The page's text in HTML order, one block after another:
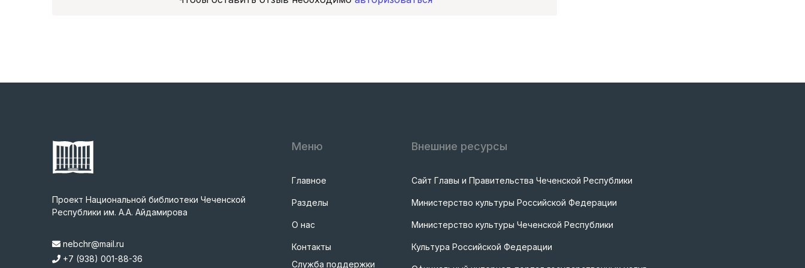
Проект Национальной библиотеки Чеченской
Республики им. А.А. Айдамирова
nebchr@mail.ru
+7 (938) 001-88-36
Меню
Главное
Разделы
О нас
Контакты
Служба поддержки
Внешние ресурсы
Сайт Главы и Правительства Чеченской Республики
Министерство культуры Российской Федерации
Министерство культуры Чеченской Республики
Культура Российской Федерации